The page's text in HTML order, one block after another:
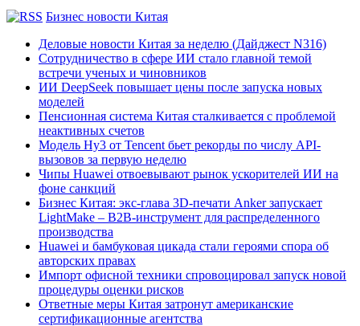
Бизнес новости Китая
Деловые новости Китая за неделю (Дайджест N316)
Сотрудничество в сфере ИИ стало главной темой
встречи ученых и чиновников
ИИ DeepSeek повышает цены после запуска новых
моделей
Пенсионная система Китая сталкивается с проблемой
неактивных счетов
Модель Hy3 от Tencent бьет рекорды по числу API-
вызовов за первую неделю
Чипы Huawei отвоевывают рынок ускорителей ИИ на
фоне санкций
Бизнес Китая: экс-глава 3D-печати Anker запускает
LightMake – B2B-инструмент для распределенного
производства
Huawei и бамбуковая цикада стали героями спора об
авторских правах
Импорт офисной техники спровоцировал запуск новой
процедуры оценки рисков
Ответные меры Китая затронут американские
сертификационные агентства